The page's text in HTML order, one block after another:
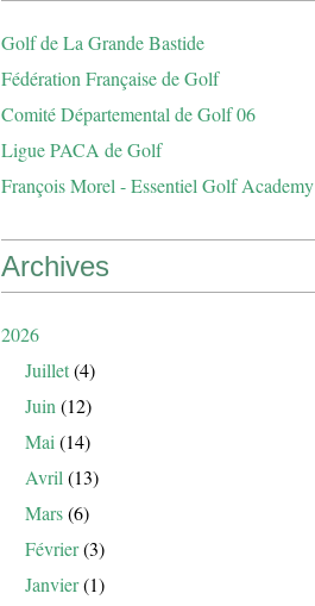
Golf de La Grande Bastide
Fédération Française de Golf
Comité Départemental de Golf 06
Ligue PACA de Golf
François Morel - Essentiel Golf Academy
Archives
2026
Juillet(4)
Juin (12)
Mai (14)
Avril (13)
Mars(6)
Février(3)
Janvier(1)